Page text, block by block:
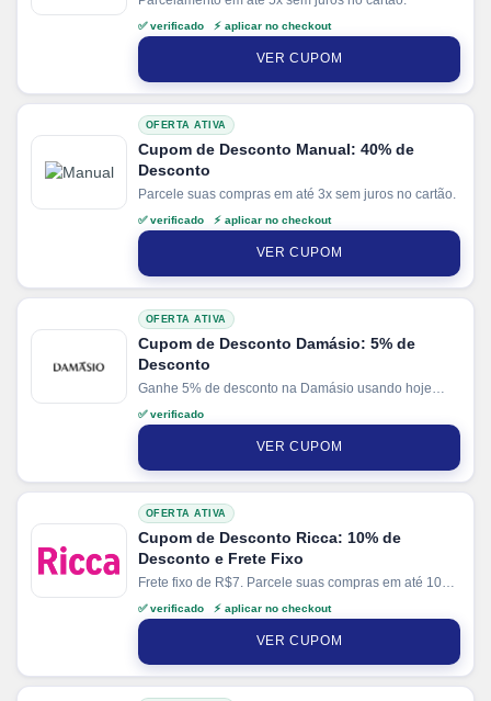
✅ verificado ⚡ aplicar no checkout
VER CUPOM
OFERTA ATIVA
Cupom de Desconto Manual: 40% de
Desconto
Parcele suas compras em até 3x sem juros no cartão.
✅ verificado ⚡ aplicar no checkout
VER CUPOM
OFERTA ATIVA
Cupom de Desconto Damásio: 5% de
Desconto
Ganhe 5% de desconto na Damásio usando hoje
nosso cupom de desconto.
✅ verificado
VER CUPOM
OFERTA ATIVA
Cupom de Desconto Ricca: 10% de
Desconto e Frete Fixo
Frete fixo de R$7. Parcele suas compras em até 10x
sem juros no cartão. Ganhe + 3% de desconto em
pagamentos via PIX.
✅ verificado ⚡ aplicar no checkout
VER CUPOM